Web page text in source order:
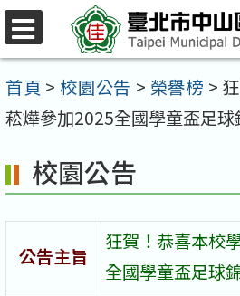
跳
至
主
要
容
區
首頁 > 校園公告 > 榮譽榜 >
菘燁參加2025全國學童盃足球
校園公告
公告主旨
狂賀！恭喜本校
全國學童盃足球
選
單